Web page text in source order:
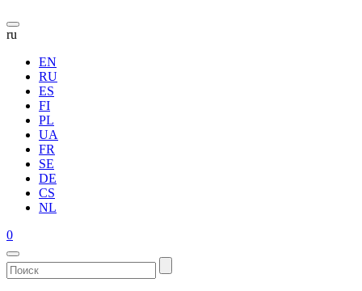
ru
EN
RU
ES
FI
PL
UA
FR
SE
DE
CS
NL
0